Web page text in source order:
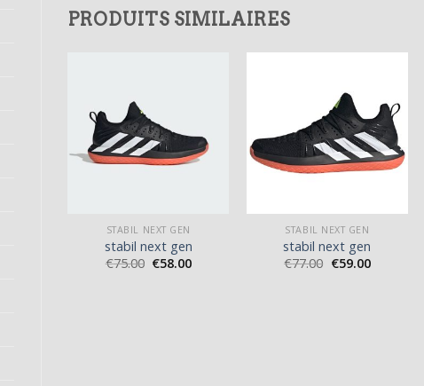
PRODUITS SIMILAIRES
STABIL NEXT GEN
stabil next gen
€75.00 €58.00
STABIL NEXT GEN
stabil next gen
€77.00 €59.00